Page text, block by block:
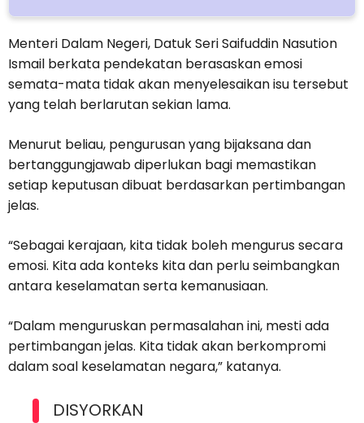
Menteri Dalam Negeri, Datuk Seri Saifuddin Nasution
Ismail berkata pendekatan berasaskan emosi
semata-mata tidak akan menyelesaikan isu tersebut
yang telah berlarutan sekian lama.
Menurut beliau, pengurusan yang bijaksana dan
bertanggungjawab diperlukan bagi memastikan
setiap keputusan dibuat berdasarkan pertimbangan
jelas.
“Sebagai kerajaan, kita tidak boleh mengurus secara
emosi. Kita ada konteks kita dan perlu seimbangkan
antara keselamatan serta kemanusiaan.
“Dalam menguruskan permasalahan ini, mesti ada
pertimbangan jelas. Kita tidak akan berkompromi
dalam soal keselamatan negara,” katanya.
DISYORKAN